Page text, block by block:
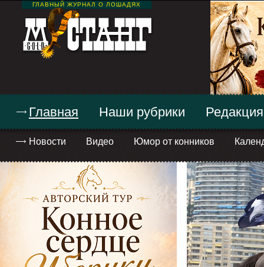
ГЛАВНЫЙ ЖУРНАЛ О ЛОШАДЯХ
Главная
Новости Видео Юмор от конников
Наши рубрики Редакция